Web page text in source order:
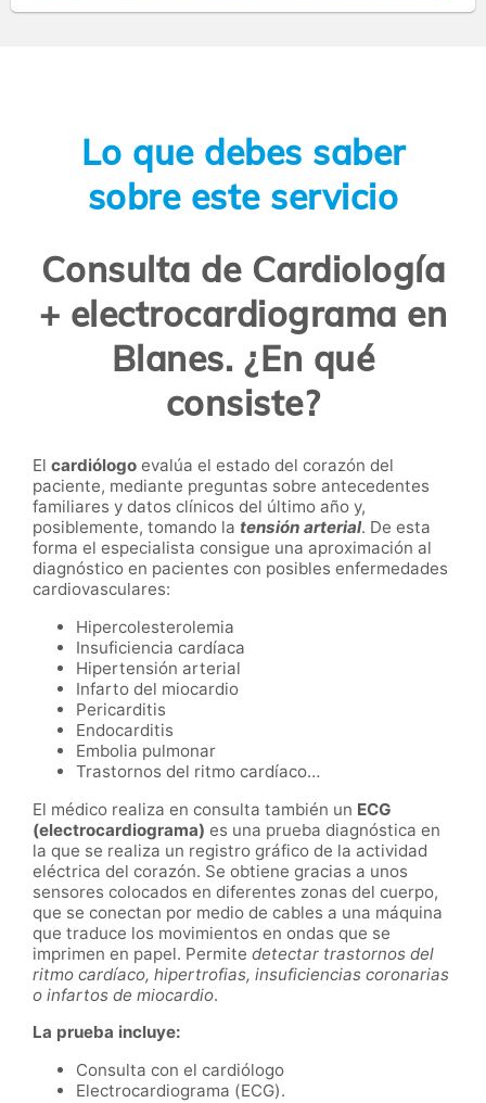
Lo que debes saber
sobre este servicio
Consulta de Cardiología
+ electrocardiograma en
Blanes. ¿En qué
consiste?
El cardiólogo evalúa el estado del corazón del
paciente, mediante preguntas sobre antecedentes
familiares y datos clínicos del último año y,
posiblemente, tomando la tensión arterial. De esta
forma el especialista consigue una aproximación al
diagnóstico en pacientes con posibles enfermedades
cardiovasculares:
Hipercolesterolemia
Insuficiencia cardíaca
Hipertensión arterial
Infarto del miocardio
Pericarditis
Endocarditis
Embolia pulmonar
Trastornos del ritmo cardíaco…
El médico realiza en consulta también un ECG
(electrocardiograma) es una prueba diagnóstica en
la que se realiza un registro gráfico de la actividad
eléctrica del corazón. Se obtiene gracias a unos
sensores colocados en diferentes zonas del cuerpo,
que se conectan por medio de cables a una máquina
que traduce los movimientos en ondas que se
imprimen en papel. Permite detectar trastornos del
ritmo cardíaco, hipertrofias, insuficiencias coronarias
o infartos de miocardio.
La prueba incluye:
Consulta con el cardiólogo
Electrocardiograma (ECG).